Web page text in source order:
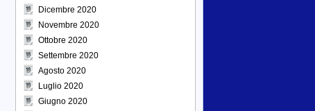
Dicembre 2020
Novembre 2020
Ottobre 2020
Settembre 2020
Agosto 2020
Luglio 2020
Giugno 2020